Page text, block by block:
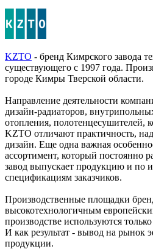
KZTO - бренд Кимрского завода
существующего с 1997 года.
городе Кимры Тверской области.
Направление деятельности
дизайн-радиаторов,
отопления, полотенцесушителей,
KZTO отличают практичность,
дизайн. Еще одна важная
ассортимент, который постоянно
завод выпускает продукцию и по
спецификациям заказчиков.
Производственные площадки
высокотехнологичным
производстве используются
И как результат - вывод на рынок
продукции.